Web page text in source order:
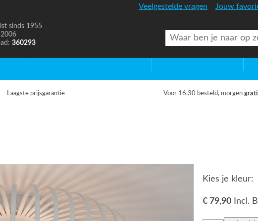
Veelgestelde vragen Jouw
sinds 1955
360293
Laagste prijsgarantie Voor 16:30 besteld, morgen
Kies je kleur:
€ 79,90 Incl.